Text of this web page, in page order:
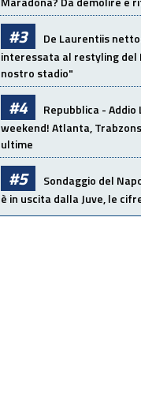
#3
De Laurentiis
interessata al restyling del
nostro stadio"
#4
Repubblica -
weekend! Atlanta,
ultime
#5
Sondaggio del
è in uscita dalla Juve, le